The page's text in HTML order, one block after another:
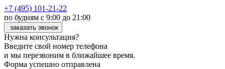
+7 (495) 101-21-22
по будням с 9:00 до 21:00
заказать звонок
Нужна консультация?
Введите свой номер телефона
и мы перезвоним в ближайшее время.
Форма успешно отправлена